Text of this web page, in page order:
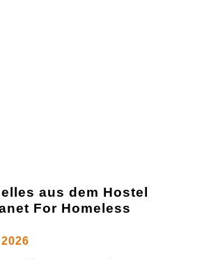
aus dem Hostel
For Homeless